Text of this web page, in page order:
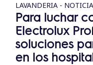
LAVANDERIA -
Para luchar
Electrolux
soluciones
en los